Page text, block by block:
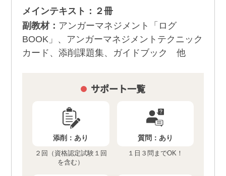
メインテキスト：２冊
副教材： アンガーマネジメント「ログ
BOOK」、アンガーマネジメントテクニック
カード、添削課題集、ガイドブック 他
サポート一覧
添削： あり
２回（資格認定試験１回
を含む）
質問： あり
１日３問までOK！